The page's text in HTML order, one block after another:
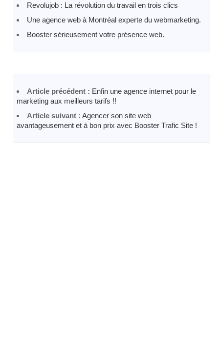
Revolujob : La révolution du travail en trois clics
Une agence web à Montréal experte du webmarketing.
Booster sérieusement votre présence web.
Article précédent : Enfin une agence internet pour le
marketing aux meilleurs tarifs !!
Article suivant : Agencer son site web
avantageusement et à bon prix avec Booster Trafic Site !